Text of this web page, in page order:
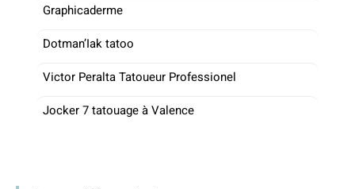
Graphicaderme
Dotman’Iak tatoo
Victor Peralta Tatoueur Professionel
Jocker 7 tatouage à Valence